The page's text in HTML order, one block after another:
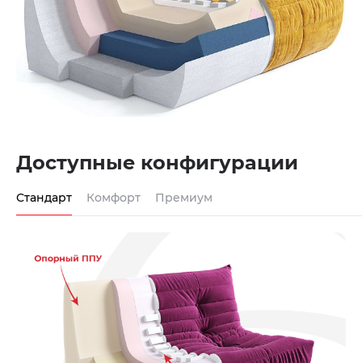
Доступные конфигурации
Стандарт Комфорт Премиум